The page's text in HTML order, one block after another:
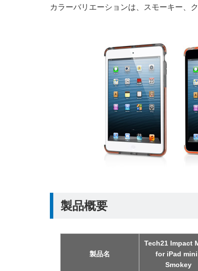
カラーバリエーションは、スモーキー、
製品概要
製品名
Tech21 Impact
for iPad
Smokey